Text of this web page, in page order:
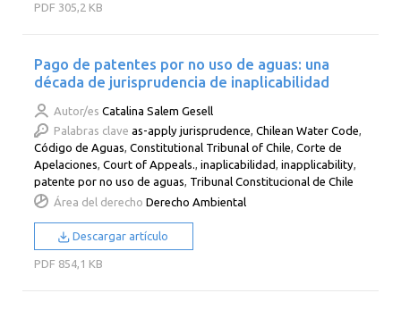
PDF 305,2 KB
Pago de patentes por no uso de aguas: una
década de jurisprudencia de inaplicabilidad
Autor/es Catalina Salem Gesell
Palabras clave as-apply jurisprudence,Chilean Water Code,
Código de Aguas,Constitutional Tribunal of Chile,Corte de
Apelaciones,Court of Appeals.,inaplicabilidad,inapplicability,
patente por no uso de aguas, Tribunal Constitucional de Chile
Área del derecho Derecho Ambiental
Descargar artículo
PDF 854,1 KB